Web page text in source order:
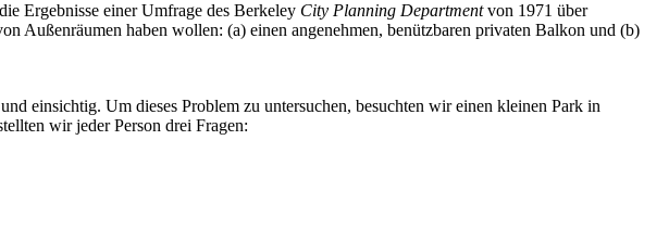
Ergebnisse einer Umfrage des Berkeley City Planning Departmentvon 1971 über
Außenräumen haben wollen: (a) einen angenehmen, benützbaren privaten Balkon und (b)
einsichtig. Um dieses Problem zu untersuchen, besuchten wir einen kleinen Park in
wir jeder Person drei Fragen: